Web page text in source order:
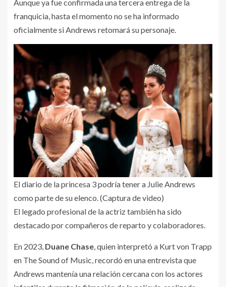
Aunque ya fue confirmada una tercera entrega de la
franquicia, hasta el momento no se ha informado
oficialmente si Andrews retomará su personaje.
El diario de la princesa 3 podría tener a Julie Andrews
como parte de su elenco. (Captura de video)
El legado profesional de la actriz también ha sido
destacado por compañeros de reparto y colaboradores.
En 2023, Duane Chase , quien interpretó a Kurt von Trapp
en The Sound of Music, recordó en una entrevista que
Andrews mantenía una relación cercana con los actores